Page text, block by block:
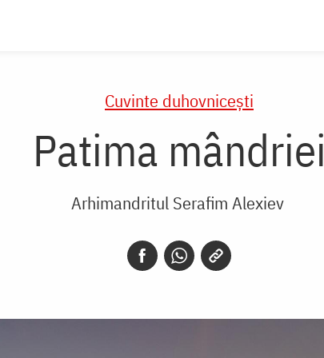
Cuvinte duhovnicești
Patima mândriei
Arhimandritul Serafim Alexiev